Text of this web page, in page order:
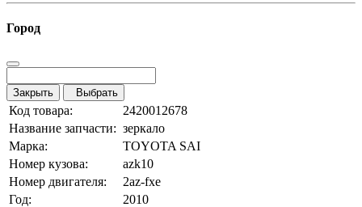
Город
Закрыть Выбрать
Код товара:
2420012678
Название запчасти: зеркало
Марка:
TOYOTA SAI
Номер кузова:
azk10
Номер двигателя:
2az-fxe
Год:
2010